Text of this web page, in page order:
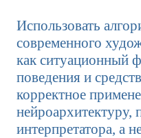
Использовать
современного
как ситуационный
поведения и
корректное
нейроархитектуру,
интерпретатора, а